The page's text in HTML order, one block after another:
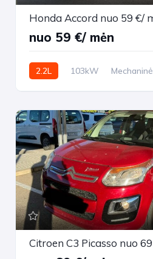
nuo 59 €/ mėn
2.2L 103kW
Mechaninė